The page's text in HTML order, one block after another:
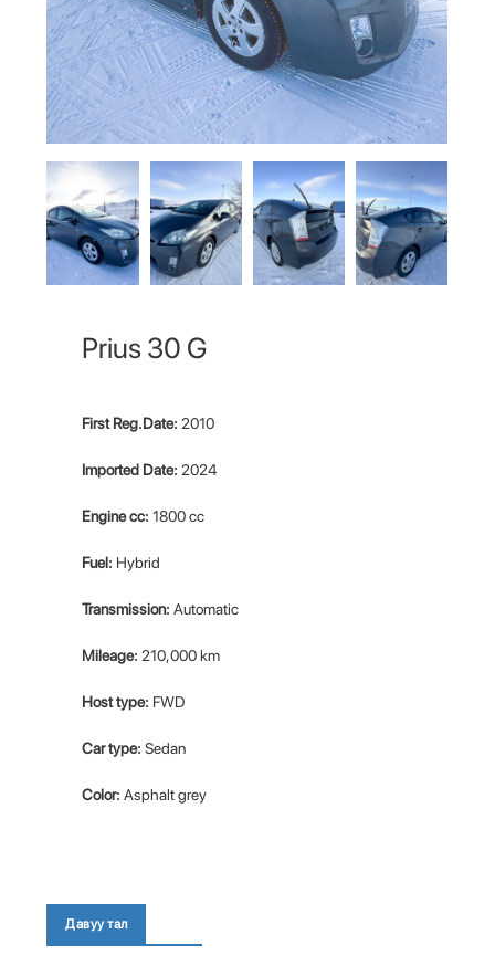
Prius 30 G
First Reg.Date:2010
Imported Date:2024
Engine cc:1800 cc
Fuel: Hybrid
Transmission:Automatic
Mileage:210,000 km
Host type: FWD
Car type:Sedan
Color:Asphalt grey
Давуу тал